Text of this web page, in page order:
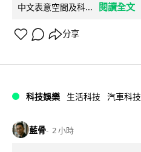
中文表意空間及科...
閱讀全文
分享
科技娛樂 生活科技 汽車科技
藍骨 2 小時